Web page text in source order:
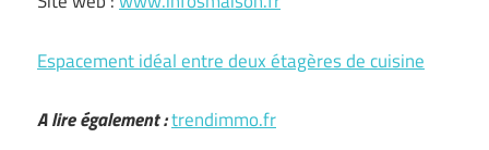
Espacement idéal entre deux étagères de cuisine
A lire également :trendimmo.fr